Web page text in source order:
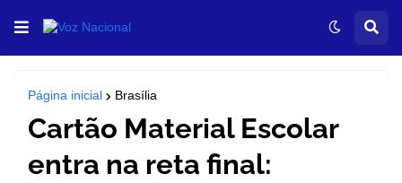
Página inicial Brasília
Cartão Material Escolar
entra na reta final: